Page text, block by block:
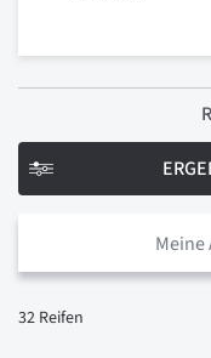
Meine
32 Reifen